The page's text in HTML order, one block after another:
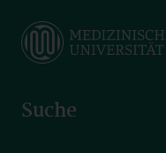
main
Suche